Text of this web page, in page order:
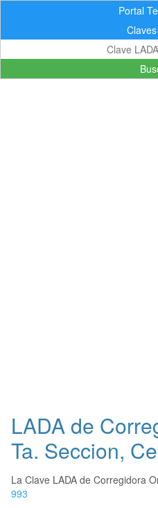
Portal
LADA de
Ta. Seccion,
La Clave LADA de Corregidora
993